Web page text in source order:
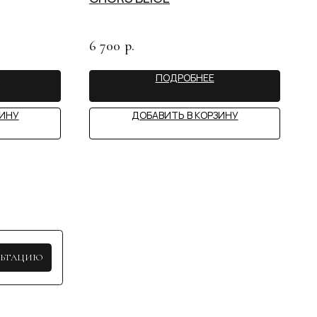
6 700 р.
ПОДРОБНЕЕ
ДОБАВИТЬ В КОРЗИНУ